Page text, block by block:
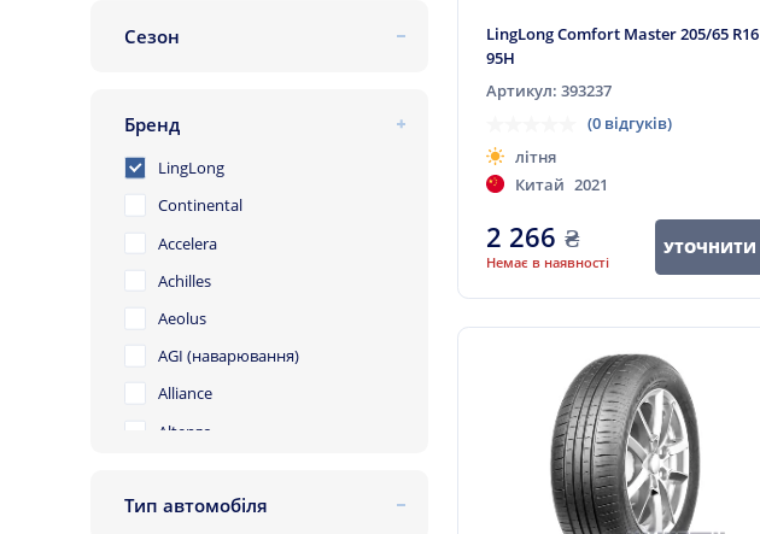
17
Сезон
всесезонна
Бренд
Continental
Accelera
Achilles
Aeolus
AGI (наварювання)
Alliance
Altenzo
Antares
LingLong
Тип автомобіля
LingLong Comfort Master 205/65 R16
95H
Артикул: 393237
(0 відгуків)
літня
Китай 2021
2 266 ₴
Немає в наявності
УТОЧНИТИ